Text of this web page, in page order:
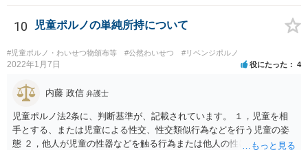
う。 当番弁護士というのは、捕まったばかりの方に会いに行き、 無料
で１回助言してくれる弁護士のことです。 ただ、お書きいただいた事
10 児童ポルノの単純所持について
#児童ポルノ・わいせつ物頒布等 #公然わいせつ #リベンジポルノ
2022年1月7日 役にたった 4
内藤 政信 弁護士
児童ポルノ法2条に、判断基準が、記載されています。 １，児童を相
手とする、または児童による性交、性交類似行為などを行う児童の姿
態 ２，他人が児童の性器などを触る行為または他人の性器などを触る